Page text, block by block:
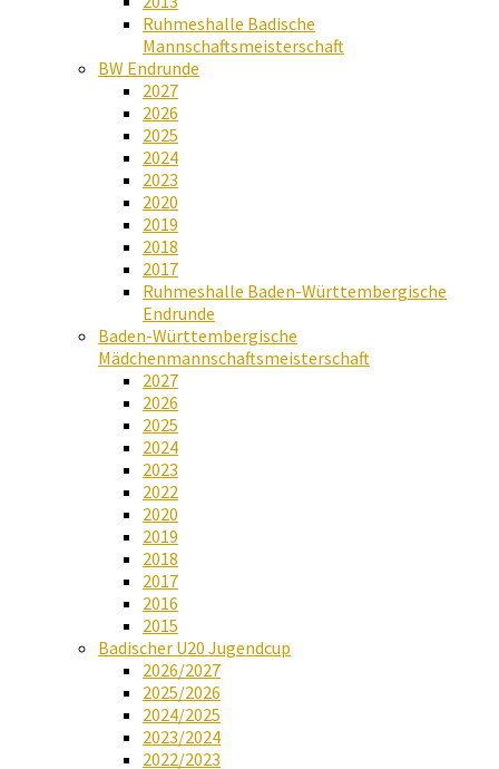
Ruhmeshalle Badische
Mannschaftsmeisterschaft
BW Endrunde
2027
2026
2025
2024
2023
2020
2019
2018
2017
Ruhmeshalle Baden-Württembergische
Endrunde
Baden-Württembergische
Mädchenmannschaftsmeisterschaft
2027
2026
2025
2024
2023
2022
2020
2019
2018
2017
2016
2015
Badischer U20 Jugendcup
2026/2027
2025/2026
2024/2025
2023/2024
2022/2023